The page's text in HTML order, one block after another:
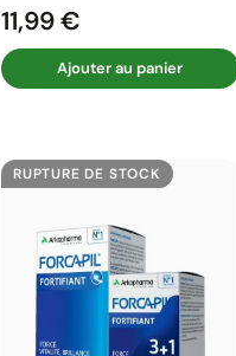
Prix
11,99 €
Ajouter au panier
RUPTURE DE STOCK